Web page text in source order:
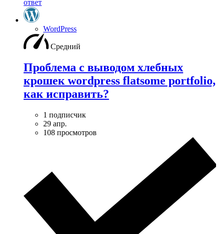
ответ
WordPress
Средний
Проблема с выводом хлебных
крошек wordpress flatsome portfolio,
как исправить?
1 подписчик
29 апр.
108 просмотров